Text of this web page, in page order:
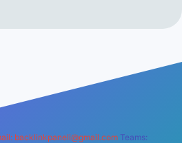
backlinkpaneli@gmail.com Teams: